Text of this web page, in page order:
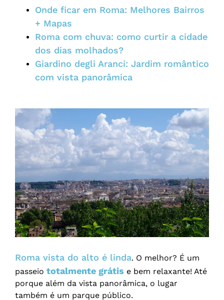
Onde ficar em Roma: Melhores Bairros
+ Mapas
Roma com chuva: como curtir a cidade
dos dias molhados?
Giardino degli Aranci: Jardim romântico
com vista panorâmica
Roma vista do alto é linda. O melhor? É um
passeio totalmente grátis e bem relaxante! Até
porque além da vista panorâmica, o lugar
também é um parque público.